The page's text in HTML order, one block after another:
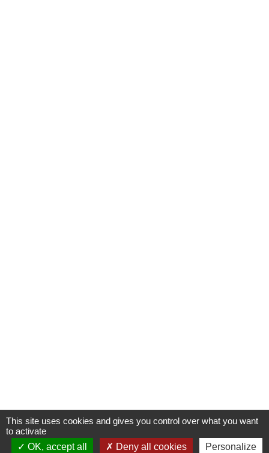
This site uses cookies and gives you control over what you want
to activate
OK, accept all
Deny all cookies Personalize